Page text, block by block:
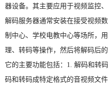
器设备。其主要应用于视频监控
解码服务器通常安装在接受视频
制中心、学校电教中心等场所，
理、转码等操作，然后将解码后
它的主要功能包括：1. 解码和转
码和转码成特定格式的音视频文